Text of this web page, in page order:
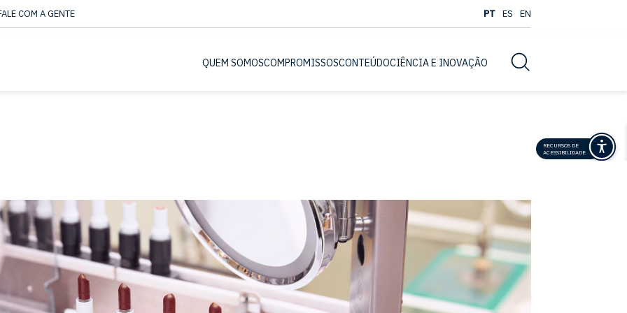
RECURSOS DE
ACESSIBILIDADE
COM A GENTE PT ES EN
QUEM SOMOSCOMPROMISSOSCONTEÚDOCIÊNCIA E INOVAÇÃO Busca